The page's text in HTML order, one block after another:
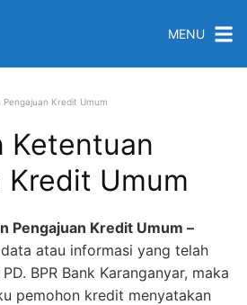
MENU
Kredit Umum
Ketentuan
Kredit Umum
Pengajuan Kredit Umum –
atau informasi yang telah
BPR Bank Karanganyar, maka
pemohon kredit menyatakan